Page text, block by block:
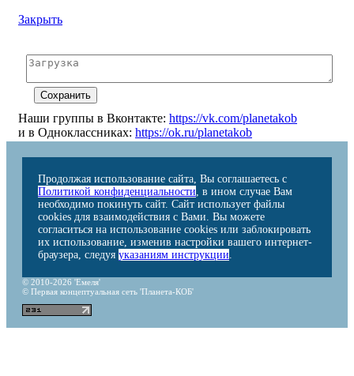
Закрыть
Наши группы в Вконтакте: https://vk.com/planetakob
и в Одноклассниках: https://ok.ru/planetakob
Продолжая использование сайта, Вы соглашаетесь с
Политикой конфиденциальности, в ином случае Вам
необходимо покинуть сайт. Сайт использует файлы
cookies для взаимодействия с Вами. Вы можете
согласиться на использование cookies или заблокировать
их использование, изменив настройки вашего интернет-
браузера, следуя указаниям инструкции.
© 2010-2026 'Емеля'
© Первая концептуальная сеть 'Планета-КОБ'